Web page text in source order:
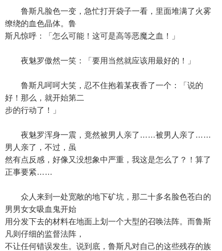
鲁斯凡脸色一变，急忙打开袋子一看，里面堆满了火雾
缭绕的血色晶体。鲁
斯凡惊呼：「怎么可能！这可是高等恶魔之血！」
夜魅罗傲然一笑：「要用当然就应该用最好的！」
鲁斯凡呵呵大笑，忍不住抱着某夜香了一个：「说的
好！那么，就开始第二
步的行动了！」
夜魅罗浑身一震，竟然被男人亲了……被男人亲了……
男人亲了，不过，虽
然有点反感，好像又没想象中严重，我这是怎么了？！算了
正事要紧……
众人来到一处宽敞的地下矿坑，那二十多名脸色苍白的
男男女女吸血鬼开始
用分发下去的材料在地面上划一个大型的召唤法阵。而鲁斯
凡则仔细的监督法阵，
不让任何错误发生。说到底，鲁斯凡对自己的这些残存的族